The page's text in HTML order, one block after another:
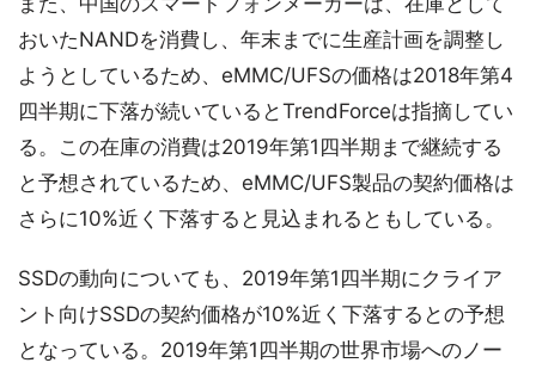
おいたNANDを消費し、年末までに生産計画を調整し
ようとしているため、eMMC/UFSの価格は2018年第4
四半期に下落が続いているとTrendForceは指摘してい
る。この在庫の消費は2019年第1四半期まで継続する
と予想されているため、eMMC/UFS製品の契約価格は
さらに10%近く下落すると見込まれるともしている。
SSDの動向についても、2019年第1四半期にクライア
ント向けSSDの契約価格が10%近く下落するとの予想
となっている。2019年第1四半期の世界市場へのノー